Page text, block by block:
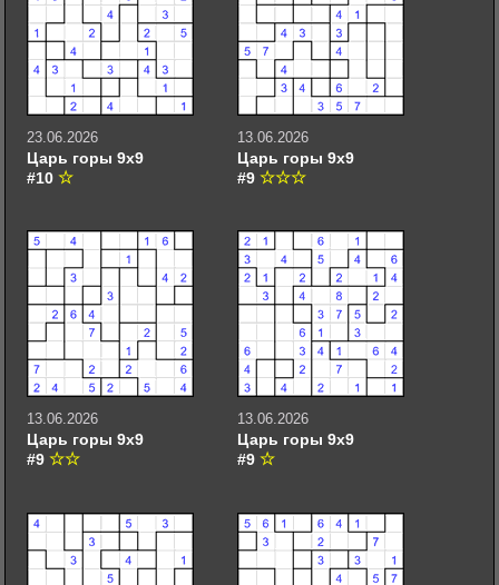
23.06.2026
Царь горы 9х9
#10
13.06.2026
Царь горы 9х9
#9
13.06.2026
Царь горы 9х9
#9
13.06.2026
Царь горы 9х9
#9